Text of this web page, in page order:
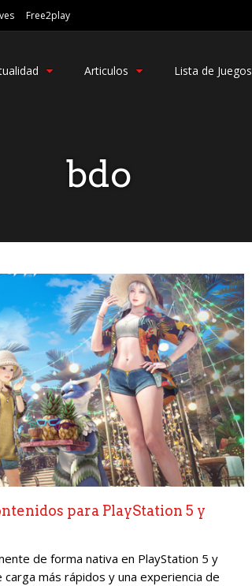
Free2play
Articulos Lista de Juegos
bdo
para PlayStation 5 y
de forma nativa en PlayStation 5 y
más rápidos y una experiencia de